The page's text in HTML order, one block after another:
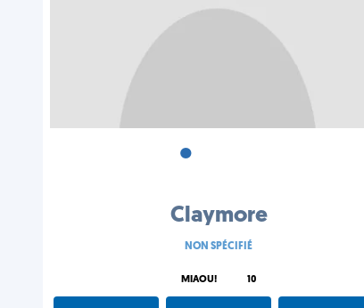
•
Claymore
NON SPÉCIFIÉ
MIAOU! 10